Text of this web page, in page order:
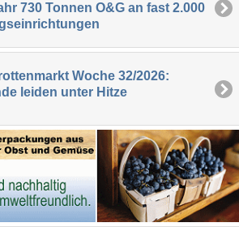
730 Tonnen O&G an fast 2.000
Woche 32/2026:
leiden unter Hitze